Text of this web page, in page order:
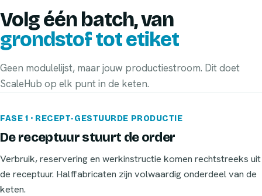
Volg één batch, van
grondstof tot etiket
Geen modulelijst, maar jouw productiestroom. Dit doet
ScaleHub op elk punt in de keten.
FASE 1 · RECEPT-GESTUURDE PRODUCTIE
De receptuur stuurt de order
Verbruik, reservering en werkinstructie komen rechtstreeks uit
de receptuur. Halffabricaten zijn volwaardig onderdeel van de
keten.